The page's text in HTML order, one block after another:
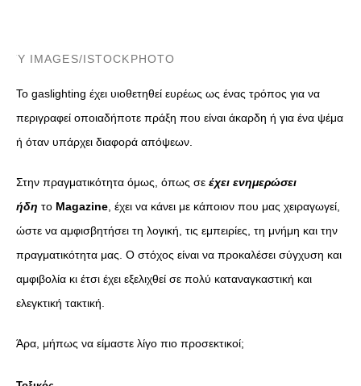
IMAGES/ISTOCKPHOTO
To gaslighting έχει υιοθετηθεί ευρέως ως ένας τρόπος για να
περιγραφεί οποιαδήποτε πράξη που είναι άκαρδη ή για ένα ψέμα
ή όταν υπάρχει διαφορά απόψεων.
Στην πραγματικότητα όμως, όπως σε έχει ενημερώσει
ήδη το Magazine , έχει να κάνει με κάποιον που μας χειραγωγεί,
ώστε να αμφισβητήσει τη λογική, τις εμπειρίες, τη μνήμη και την
πραγματικότητα μας. Ο στόχος είναι να προκαλέσει σύγχυση και
αμφιβολία κι έτσι έχει εξελιχθεί σε πολύ καταναγκαστική και
ελεγκτική τακτική.
Άρα, μήπως να είμαστε λίγο πιο προσεκτικοί;